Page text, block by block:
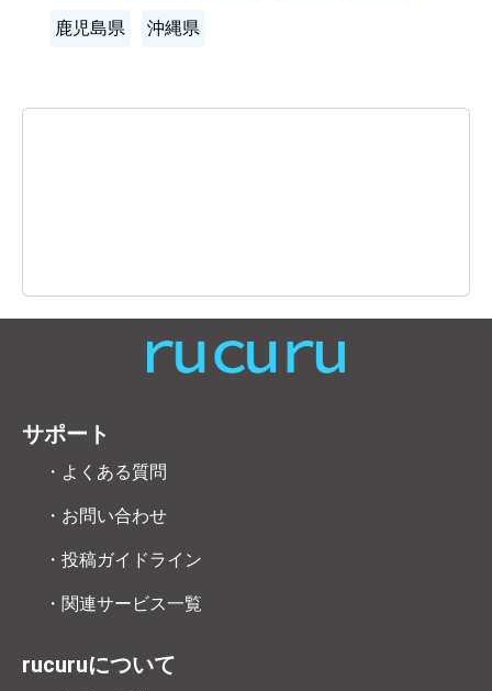
鹿児島県 沖縄県
サポート
・よくある質問
・お問い合わせ
・投稿ガイドライン
・関連サービス一覧
rucuruについて